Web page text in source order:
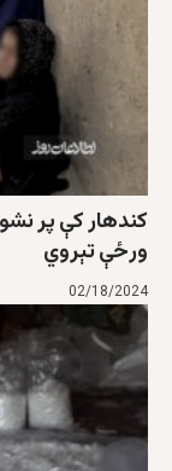
کندهار کې پر
ورځې تېروي
02/18/2024